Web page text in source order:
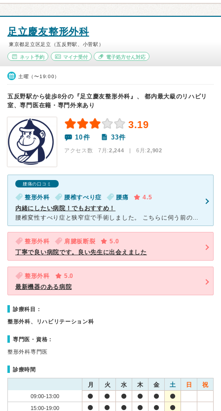
足立慶友整形外科
東京都足立区足立（五反野駅、小菅駅）
ネット予約 マイナ受付 電子処方せん対応
土曜（〜19:00）
五反野駅から徒歩8分の『足立慶友整形外科』、 都内最大級のリハビリ
室、専門医在籍・専門外来あり
3.19
10件 33件
アクセス数 7月:2,244 | 6月:2,902
腰痛の口コミ
整形外科 腰椎すべり症 腰痛
4.5
内緒にしたい病院！でもおすすめ！
腰椎変性すべり症と狭窄症で手術しました。 こちらに伺う前の病院が最悪だったのもあり、個人個人の仕事状況や治療状態を把握してくださり、内服にするか手術にするか親身になって相談に乗ってくれる点にとても感
整形外科 肩腱板断裂
5.0
丁寧で良い病院です。良い先生に出会えました
整形外科
5.0
最新機器のある病院
診療科目：
整形外科、リハビリテーション科
専門医・資格：
整形外科専門医
診療時間
月 火 水 木 金 土 日 祝
09:00-13:00
15:00-19:00